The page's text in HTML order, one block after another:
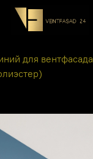
для вентфасада